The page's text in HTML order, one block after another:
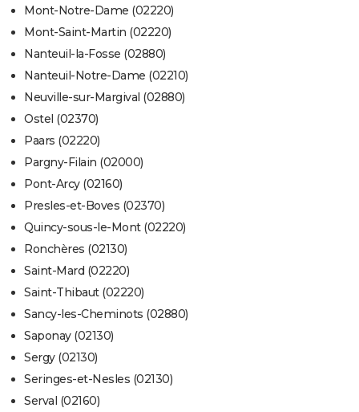
Mont-Notre-Dame (02220)
Mont-Saint-Martin (02220)
Nanteuil-la-Fosse (02880)
Nanteuil-Notre-Dame (02210)
Neuville-sur-Margival (02880)
Ostel (02370)
Paars (02220)
Pargny-Filain (02000)
Pont-Arcy (02160)
Presles-et-Boves (02370)
Quincy-sous-le-Mont (02220)
Ronchères (02130)
Saint-Mard (02220)
Saint-Thibaut (02220)
Sancy-les-Cheminots (02880)
Saponay (02130)
Sergy (02130)
Seringes-et-Nesles (02130)
Serval (02160)